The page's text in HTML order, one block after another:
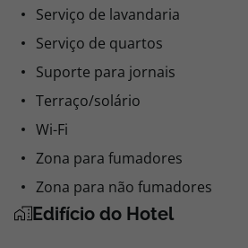
Serviço de lavandaria
Serviço de quartos
Suporte para jornais
Terraço/solário
Wi-Fi
Zona para fumadores
Zona para não fumadores
Edifício do Hotel